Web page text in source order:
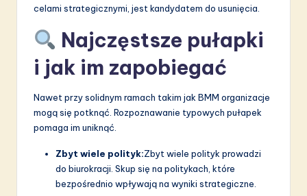
celami strategicznymi, jest kandydatem do usunięcia.
Najczęstsze pułapki
i jak im zapobiegać
Nawet przy solidnym ramach takim jak BMM organizacje
mogą się potknąć. Rozpoznawanie typowych pułapek
pomaga im uniknąć.
Zbyt wiele polityk:Zbyt wiele polityk prowadzi
do biurokracji. Skup się na politykach, które
bezpośrednio wpływają na wyniki strategiczne.